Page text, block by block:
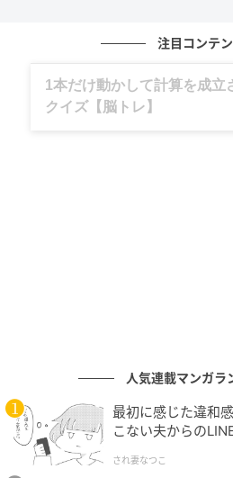
注目コンテ
グルメ、ギャグ、子育て、
めます。
人気連載マンガラ
最初に感じた違和
こない夫からの
され妻なつこ